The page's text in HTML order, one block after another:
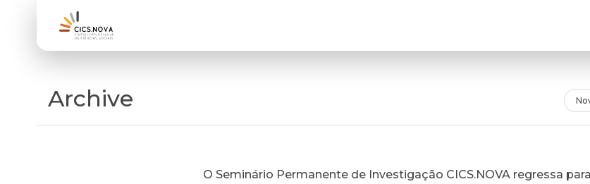
Archive
O Seminário Permanente de Investigação CICS.NOVA regressa